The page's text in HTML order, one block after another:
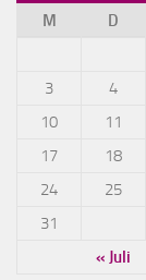
M
D
3
4
10
11
17
18
24
25
31
« Juli